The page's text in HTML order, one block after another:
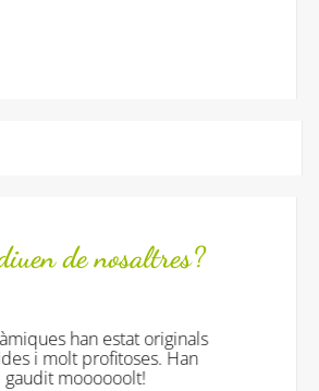
de nosaltres?
han estat originals
i molt profitoses. Han
gaudit moooooolt!